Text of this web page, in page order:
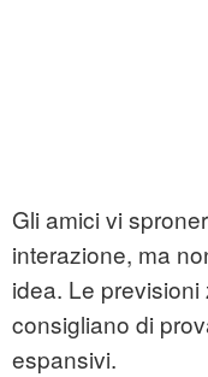
Gli amici vi
interazione, ma
idea. Le
consigliano di
espansivi.